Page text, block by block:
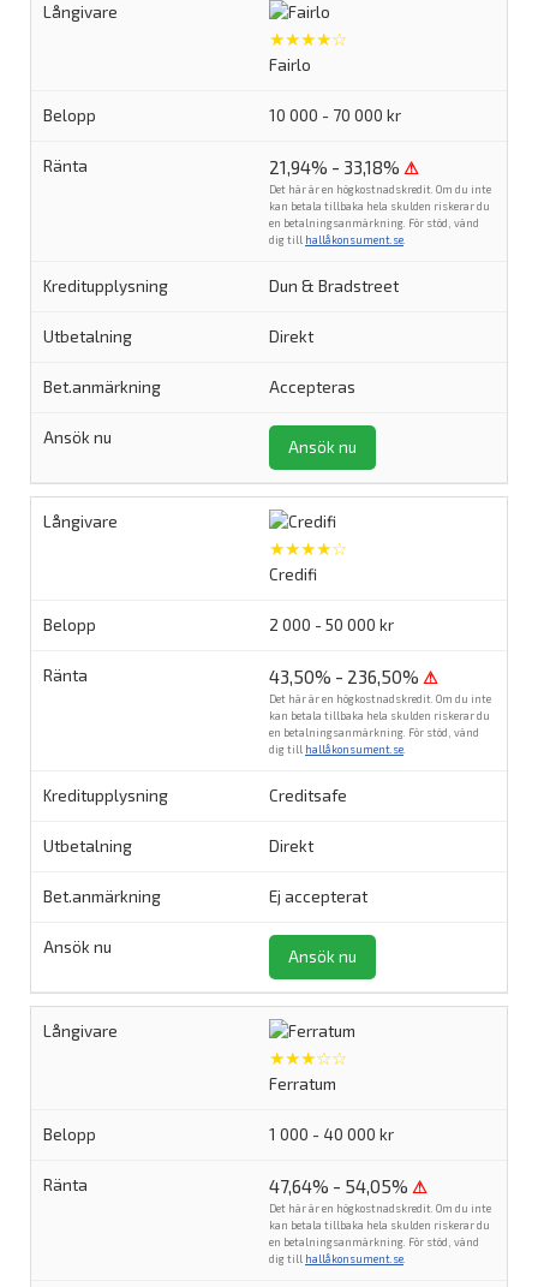
★★★★☆
Fairlo
10 000 - 70 000 kr
21,94% - 33,18% ⚠
Det här är en högkostnadskredit. Om du inte
kan betala tillbaka hela skulden riskerar du
en betalningsanmärkning. För stöd, vänd
dig till hallåkonsument.se
Dun & Bradstreet
Direkt
Accepteras
Ansök nu
★★★★☆
Credifi
2 000 - 50 000 kr
43,50% - 236,50% ⚠
Det här är en högkostnadskredit. Om du inte
kan betala tillbaka hela skulden riskerar du
en betalningsanmärkning. För stöd, vänd
dig till hallåkonsument.se
Creditsafe
Direkt
Ej accepterat
Ansök nu
★★★☆☆
Ferratum
1 000 - 40 000 kr
47,64% - 54,05% ⚠
Det här är en högkostnadskredit. Om du inte
kan betala tillbaka hela skulden riskerar du
en betalningsanmärkning. För stöd, vänd
dig till hallåkonsument.se